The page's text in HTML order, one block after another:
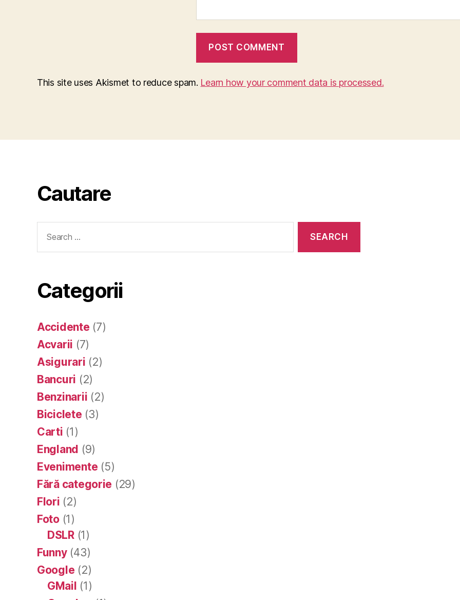
This site uses Akismet to reduce spam. Learn how your comment data is processed.
Cautare
for:
Categorii
Accidente (7)
Acvarii (7)
Asigurari (2)
Bancuri (2)
Benzinarii (2)
Biciclete (3)
Carti (1)
England (9)
Evenimente (5)
Fără categorie (29)
Flori (2)
Foto(1)
DSLR(1)
Funny(43)
Google (2)
GMail (1)